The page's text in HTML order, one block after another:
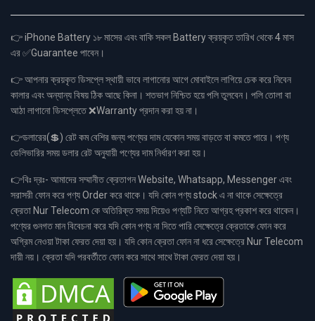
👉 iPhone Battery ১৮ মাসের এবং বাকি সকল Battery ক্রয়কৃত তারিখ থেকে 4 মাস
এর ✅Guarantee পাবেন।
👉 আপনার ক্রয়কৃত ডিসপ্লে স্থায়ী ভাবে লাগানোর আগে মোবাইলে লাগিয়ে চেক করে নিবেন
কালার এবং অন্যান্য বিষয় ঠিক আছে কিনা। শতভাগ নিশ্চিত হয়ে পলি তুলবেন। পলি তোলা বা
আঠা লাগানো ডিসপ্লেতে ❌Warranty প্রদান করা হয় না।
👉ডলারের(💲) রেট কম বেশির জন্য পণ্যের দাম যেকোন সময় বাড়তে বা কমতে পারে। পণ্য
ডেলিভারির সময় ডলার রেট অনুযায়ী পণ্যের দাম নির্ধারণ করা হয়।
👉বিঃ দ্রঃ- আমাদের সম্মানীত ক্রেতাগন Website, Whatsapp, Messenger এবং
সরাসরী ফোন করে পণ্য Order করে থাকে। যদি কোন পণ্য stock এ না থাকে সেক্ষেত্রে
ক্রেতা Nur Telecom কে অতিরিক্ত সময় দিয়েও পণ্যটি নিতে আগ্রহ প্রকাশ করে থাকেন।
পণ্যের গুনগত মান বিবেচনা করে যদি কোন পণ্য না দিতে পারি সেক্ষেত্রে ক্রেতাকে ফোন করে
অগ্রিম নেওয়া টাকা ফেরত দেয়া হয়। যদি কোন ক্রেতা ফোন না ধরে সেক্ষেত্রে Nur Telecom
দায়ী নয়। ক্রেতা যদি পরবর্তীতে ফোন করে সাথে সাথে টাকা ফেরত দেয়া হয়।